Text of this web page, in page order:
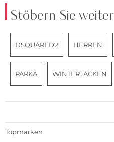
Stöbern Sie weiter
DSQUARED2 HERREN
PARKA WINTERJACKEN
Topmarken